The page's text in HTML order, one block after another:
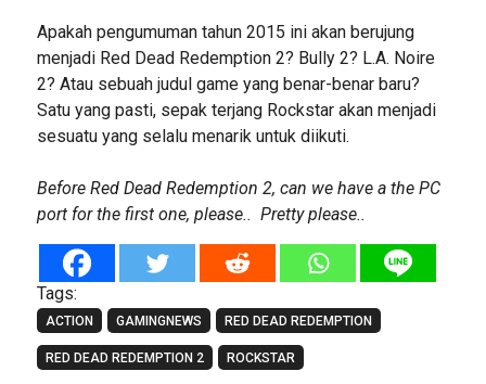
Apakah pengumuman tahun 2015 ini akan berujung
menjadi Red Dead Redemption 2? Bully 2? L.A. Noire
2? Atau sebuah judul game yang benar-benar baru?
Satu yang pasti, sepak terjang Rockstar akan menjadi
sesuatu yang selalu menarik untuk diikuti.
Before Red Dead Redemption 2, can we have a the PC
port for the first one, please.. Pretty please..
Tags:
ACTION GAMINGNEWS RED DEAD REDEMPTION
RED DEAD REDEMPTION 2 ROCKSTAR